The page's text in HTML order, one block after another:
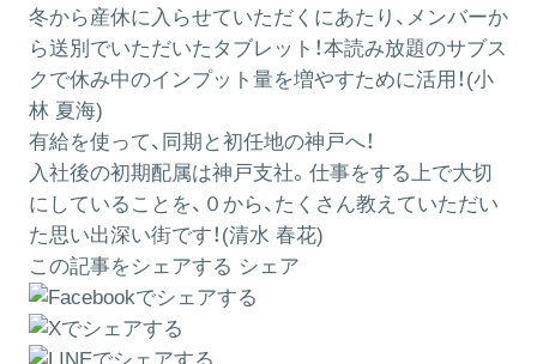
冬から産休に入らせていただくにあたり、メンバーか
ら送別でいただいたタブレット！本読み放題のサブス
クで休み中のインプット量を増やすために活用！(小
林 夏海)
有給を使って、同期と初任地の神戸へ！
入社後の初期配属は神戸支社。仕事をする上で大切
にしていることを、０から、たくさん教えていただい
た思い出深い街です！(清水 春花)
この記事をシェアする シェア